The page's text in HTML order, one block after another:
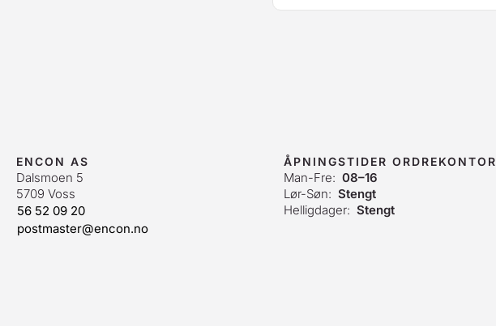
ENCON AS
Dalsmoen 5
5709 Voss
56 52 09 20
postmaster@encon.no
ÅPNINGSTIDER ORDREKONTOR
Man-Fre: 08–16
Lør-Søn: Stengt
Helligdager: Stengt